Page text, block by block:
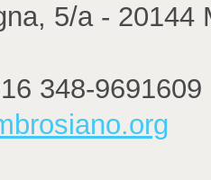
5/a - 20144
348-